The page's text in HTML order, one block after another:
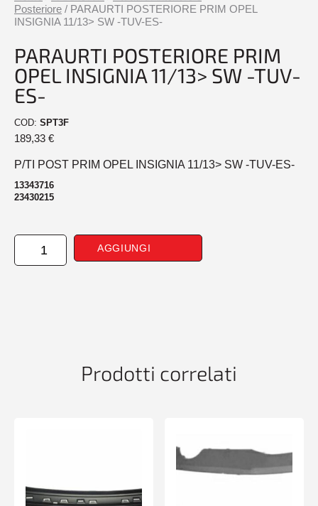
Posteriore / PARAURTI POSTERIORE PRIM OPEL
INSIGNIA 11/13> SW -TUV-ES-
PARAURTI POSTERIORE PRIM
OPEL INSIGNIA 11/13> SW -TUV-
ES-
COD: SPT3F
189,33 €
P/TI POST PRIM OPEL INSIGNIA 11/13> SW -TUV-ES-
13343716
23430215
PARAURTI
POSTERIORE
AGGIUNGI
Prodotti correlati